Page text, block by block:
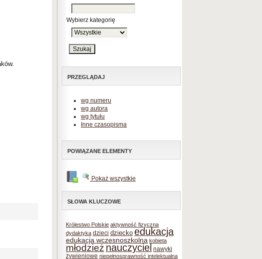
Wybierz kategorię
PRZEGLĄDAJ
wg numeru
wg autora
wg tytułu
Inne czasopisma
POWIĄZANE ELEMENTY
Pokaż wszystkie
SŁOWA KLUCZOWE
Królestwo Polskie aktywność fizyczna
dydaktyka dzieci dziecko edukacja
edukacja wczesnoszkolna kobieta
młodzież nauczyciel nawyki
żywieniowe niepełnosprawność intelektualna